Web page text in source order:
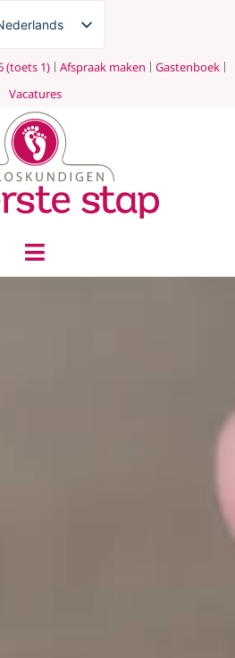
(toets 1) Afspraak maken
Gastenboek
Vacatures